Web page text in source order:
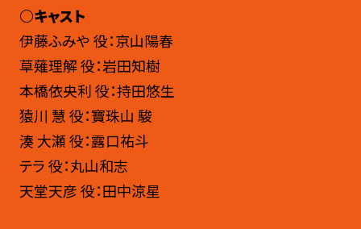
○キャスト
伊藤ふみや 役：京山陽春
草薙理解 役：岩田知樹
本橋依央利 役：持田悠生
猿川 慧 役：寶珠山 駿
湊 大瀬 役：露口祐斗
テラ 役：丸山和志
天堂天彦 役：田中涼星